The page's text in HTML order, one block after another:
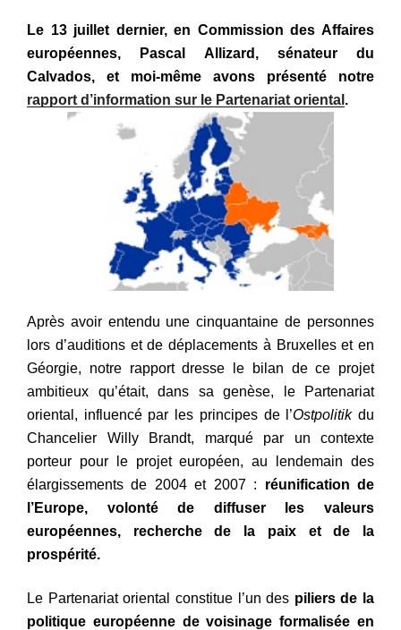
:
nous
auditionnons
d’Ukraine »
Le 13 juillet dernier, en Commission des Affaires
européennes, Pascal Allizard, sénateur du
Calvados, et moi-même avons présenté notre
rapport d’information sur le Partenariat oriental .
Après avoir entendu une cinquantaine de personnes
lors d’auditions et de déplacements à Bruxelles et en
Géorgie, notre rapport dresse le bilan de ce projet
ambitieux qu’était, dans sa genèse, le Partenariat
oriental, influencé par les principes de l’Ostpolitikdu
Chancelier Willy Brandt, marqué par un contexte
porteur pour le projet européen, au lendemain des
élargissements de 2004 et 2007 : réunification de
l’Europe, volonté de diffuser les valeurs
européennes, recherche de la paix et de la
prospérité.
Le Partenariat oriental constitue l’un des piliers de la
politique européenne de voisinage formalisée en